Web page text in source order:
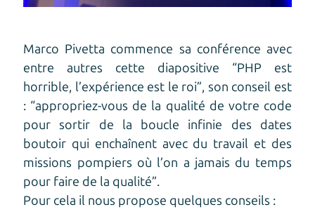
Marco Pivetta commence sa conférence avec
entre autres cette diapositive “PHP est
horrible, l’expérience est le roi”, son conseil est
: “appropriez-vous de la qualité de votre code
pour sortir de la boucle infinie des dates
boutoir qui enchaînent avec du travail et des
missions pompiers où l’on a jamais du temps
pour faire de la qualité”.
Pour cela il nous propose quelques conseils :